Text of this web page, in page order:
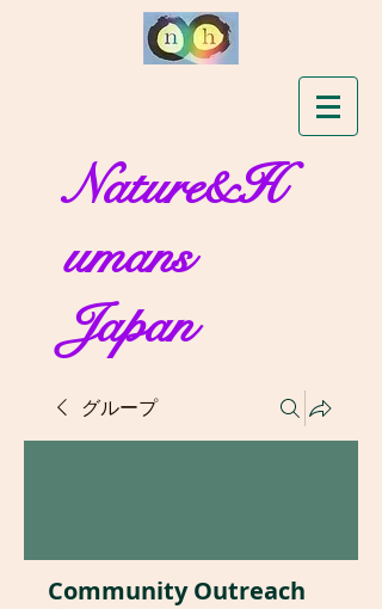
Nature&H
umans
Japan
グループ
Community Outreach